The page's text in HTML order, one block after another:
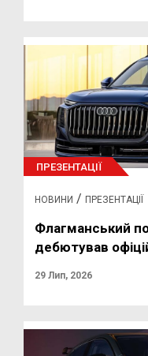
ПРЕЗЕНТАЦІЇ
НОВИНИ / ПРЕЗЕНТАЦІЇ
Флагманський
дебютував
29 Лип, 2026